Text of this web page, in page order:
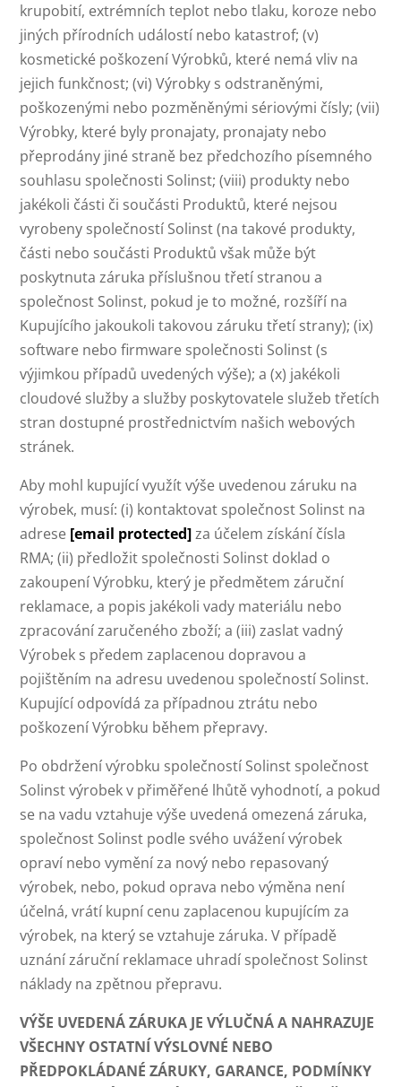
krupobití, extrémních teplot nebo tlaku, koroze nebo
jiných přírodních událostí nebo katastrof; (v)
kosmetické poškození Výrobků, které nemá vliv na
jejich funkčnost; (vi) Výrobky s odstraněnými,
poškozenými nebo pozměněnými sériovými čísly; (vii)
Výrobky, které byly pronajaty, pronajaty nebo
přeprodány jiné straně bez předchozího písemného
souhlasu společnosti Solinst; (viii) produkty nebo
jakékoli části či součásti Produktů, které nejsou
vyrobeny společností Solinst (na takové produkty,
části nebo součásti Produktů však může být
poskytnuta záruka příslušnou třetí stranou a
společnost Solinst, pokud je to možné, rozšíří na
Kupujícího jakoukoli takovou záruku třetí strany); (ix)
software nebo firmware společnosti Solinst (s
výjimkou případů uvedených výše); a (x) jakékoli
cloudové služby a služby poskytovatele služeb třetích
stran dostupné prostřednictvím našich webových
stránek.
Aby mohl kupující využít výše uvedenou záruku na
výrobek, musí: (i) kontaktovat společnost Solinst na
adrese [email protected]za účelem získání čísla
RMA; (ii) předložit společnosti Solinst doklad o
zakoupení Výrobku, který je předmětem záruční
reklamace, a popis jakékoli vady materiálu nebo
zpracování zaručeného zboží; a (iii) zaslat vadný
Výrobek s předem zaplacenou dopravou a
pojištěním na adresu uvedenou společností Solinst.
Kupující odpovídá za případnou ztrátu nebo
poškození Výrobku během přepravy.
Po obdržení výrobku společností Solinst společnost
Solinst výrobek v přiměřené lhůtě vyhodnotí, a pokud
se na vadu vztahuje výše uvedená omezená záruka,
společnost Solinst podle svého uvážení výrobek
opraví nebo vymění za nový nebo repasovaný
výrobek, nebo, pokud oprava nebo výměna není
účelná, vrátí kupní cenu zaplacenou kupujícím za
výrobek, na který se vztahuje záruka. V případě
uznání záruční reklamace uhradí společnost Solinst
náklady na zpětnou přepravu.
VÝŠE UVEDENÁ ZÁRUKA JE VÝLUČNÁ A NAHRAZUJE
VŠECHNY OSTATNÍ VÝSLOVNÉ NEBO
PŘEDPOKLÁDANÉ ZÁRUKY, GARANCE, PODMÍNKY